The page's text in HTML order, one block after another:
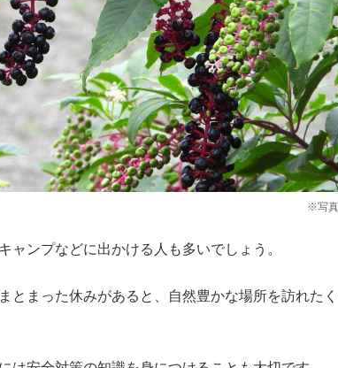
※写
ャンプなどに出かける人も多いでしょう。
とまった休みがあると、自然豊かな場所を訪れた